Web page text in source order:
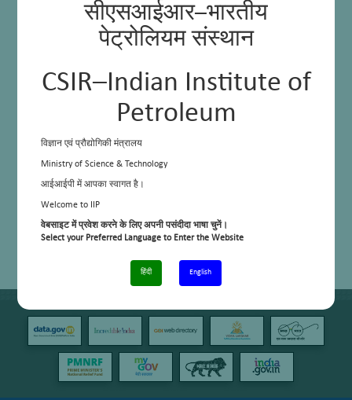
सीएसआईआर–भारतीय
पेट्रोलियम संस्थान
CSIR–Indian Institute of
Petroleum
विज्ञान एवं प्रौद्योगिकी मंत्रालय
Ministry of Science & Technology
आईआईपी में आपका स्वागत है।
Welcome to IIP
वेबसाइट में प्रवेश करने के लिए अपनी पसंदीदा भाषा चुनें।
Select your Preferred Language to Enter the Website
हिंदी English